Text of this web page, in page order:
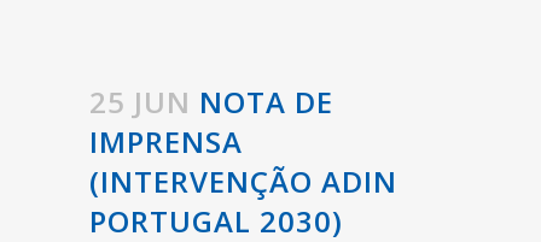
25 JUN NOTA DE
IMPRENSA
(INTERVENÇÃO ADIN
PORTUGAL 2030)